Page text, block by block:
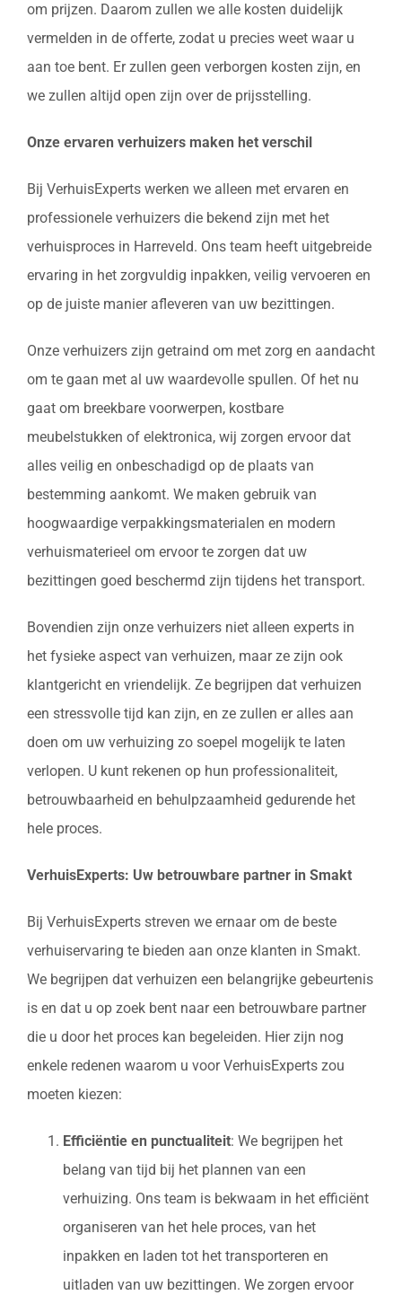
om prijzen. Daarom zullen we alle kosten duidelijk
vermelden in de offerte, zodat u precies weet waar u
aan toe bent. Er zullen geen verborgen kosten zijn, en
we zullen altijd open zijn over de prijsstelling.
Onze ervaren verhuizers maken het verschil
Bij VerhuisExperts werken we alleen met ervaren en
professionele verhuizers die bekend zijn met het
verhuisproces in Harreveld. Ons team heeft uitgebreide
ervaring in het zorgvuldig inpakken, veilig vervoeren en
op de juiste manier afleveren van uw bezittingen.
Onze verhuizers zijn getraind om met zorg en aandacht
om te gaan met al uw waardevolle spullen. Of het nu
gaat om breekbare voorwerpen, kostbare
meubelstukken of elektronica, wij zorgen ervoor dat
alles veilig en onbeschadigd op de plaats van
bestemming aankomt. We maken gebruik van
hoogwaardige verpakkingsmaterialen en modern
verhuismaterieel om ervoor te zorgen dat uw
bezittingen goed beschermd zijn tijdens het transport.
Bovendien zijn onze verhuizers niet alleen experts in
het fysieke aspect van verhuizen, maar ze zijn ook
klantgericht en vriendelijk. Ze begrijpen dat verhuizen
een stressvolle tijd kan zijn, en ze zullen er alles aan
doen om uw verhuizing zo soepel mogelijk te laten
verlopen. U kunt rekenen op hun professionaliteit,
betrouwbaarheid en behulpzaamheid gedurende het
hele proces.
VerhuisExperts: Uw betrouwbare partner in Smakt
Bij VerhuisExperts streven we ernaar om de beste
verhuiservaring te bieden aan onze klanten in Smakt.
We begrijpen dat verhuizen een belangrijke gebeurtenis
is en dat u op zoek bent naar een betrouwbare partner
die u door het proces kan begeleiden. Hier zijn nog
enkele redenen waarom u voor VerhuisExperts zou
moeten kiezen:
Efficiëntie en punctualiteit: We begrijpen het
belang van tijd bij het plannen van een
verhuizing. Ons team is bekwaam in het efficiënt
organiseren van het hele proces, van het
inpakken en laden tot het transporteren en
uitladen van uw bezittingen. We zorgen ervoor